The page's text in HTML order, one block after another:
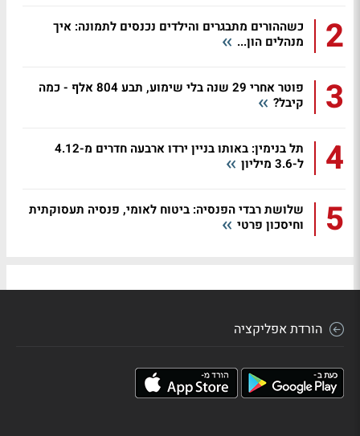
2
כשההורים מתבגרים והילדים נכנסים לתמונה: איך
מנהלים הון...
3
פוטר אחרי 29 שנה בלי שימוע, תבע 804 אלף - כמה
קיבל?
4
תל בנימין: באותו בניין ירדו ארבעה חדרים מ-4.12
ל-3.6 מיליון
5
שלושת רבדי הפנסיה: ביטוח לאומי, פנסיה תעסוקתית
וחיסכון פרטי
הורדת אפליקציה